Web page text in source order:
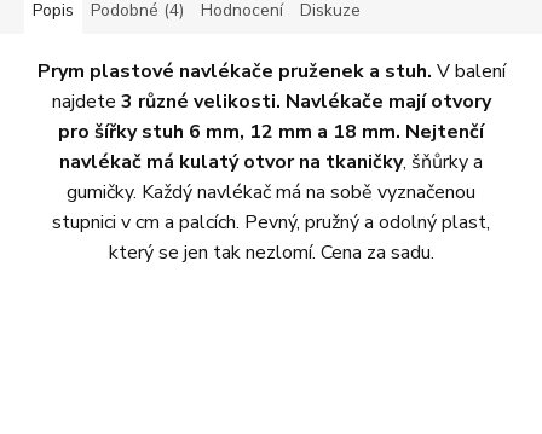
Popis Podobné (4) Hodnocení Diskuze
Prym plastové navlékače pruženek a stuh. V balení
najdete 3 různé velikosti. Navlékače mají otvory
pro šířky stuh 6 mm, 12 mm a 18 mm. Nejtenčí
navlékač má kulatý otvor na tkaničky, šňůrky a
gumičky. Každý navlékač má na sobě vyznačenou
stupnici v cm a palcích. Pevný, pružný a odolný plast,
který se jen tak nezlomí. Cena za sadu.